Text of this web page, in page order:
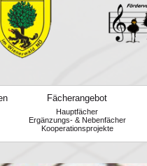
Fächerangebot
Hauptfächer
Ergänzungs- & Nebenfächer
Kooperationsprojekte